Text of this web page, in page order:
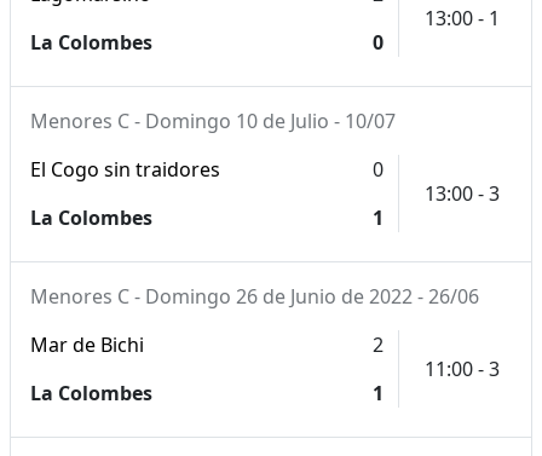
La Colombes
0
13:00 - 1
Menores C - Domingo 10 de Julio - 10/07
El Cogo sin traidores
0
La Colombes
1
13:00 - 3
Menores C - Domingo 26 de Junio de 2022 - 26/06
Mar de Bichi
2
La Colombes
1
11:00 - 3